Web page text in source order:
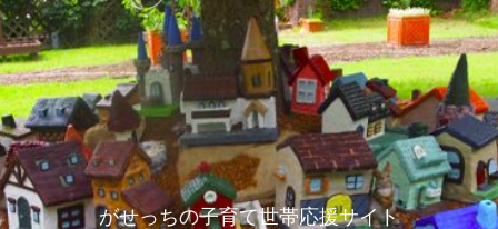
がせっちの子育て世帯応援サイト